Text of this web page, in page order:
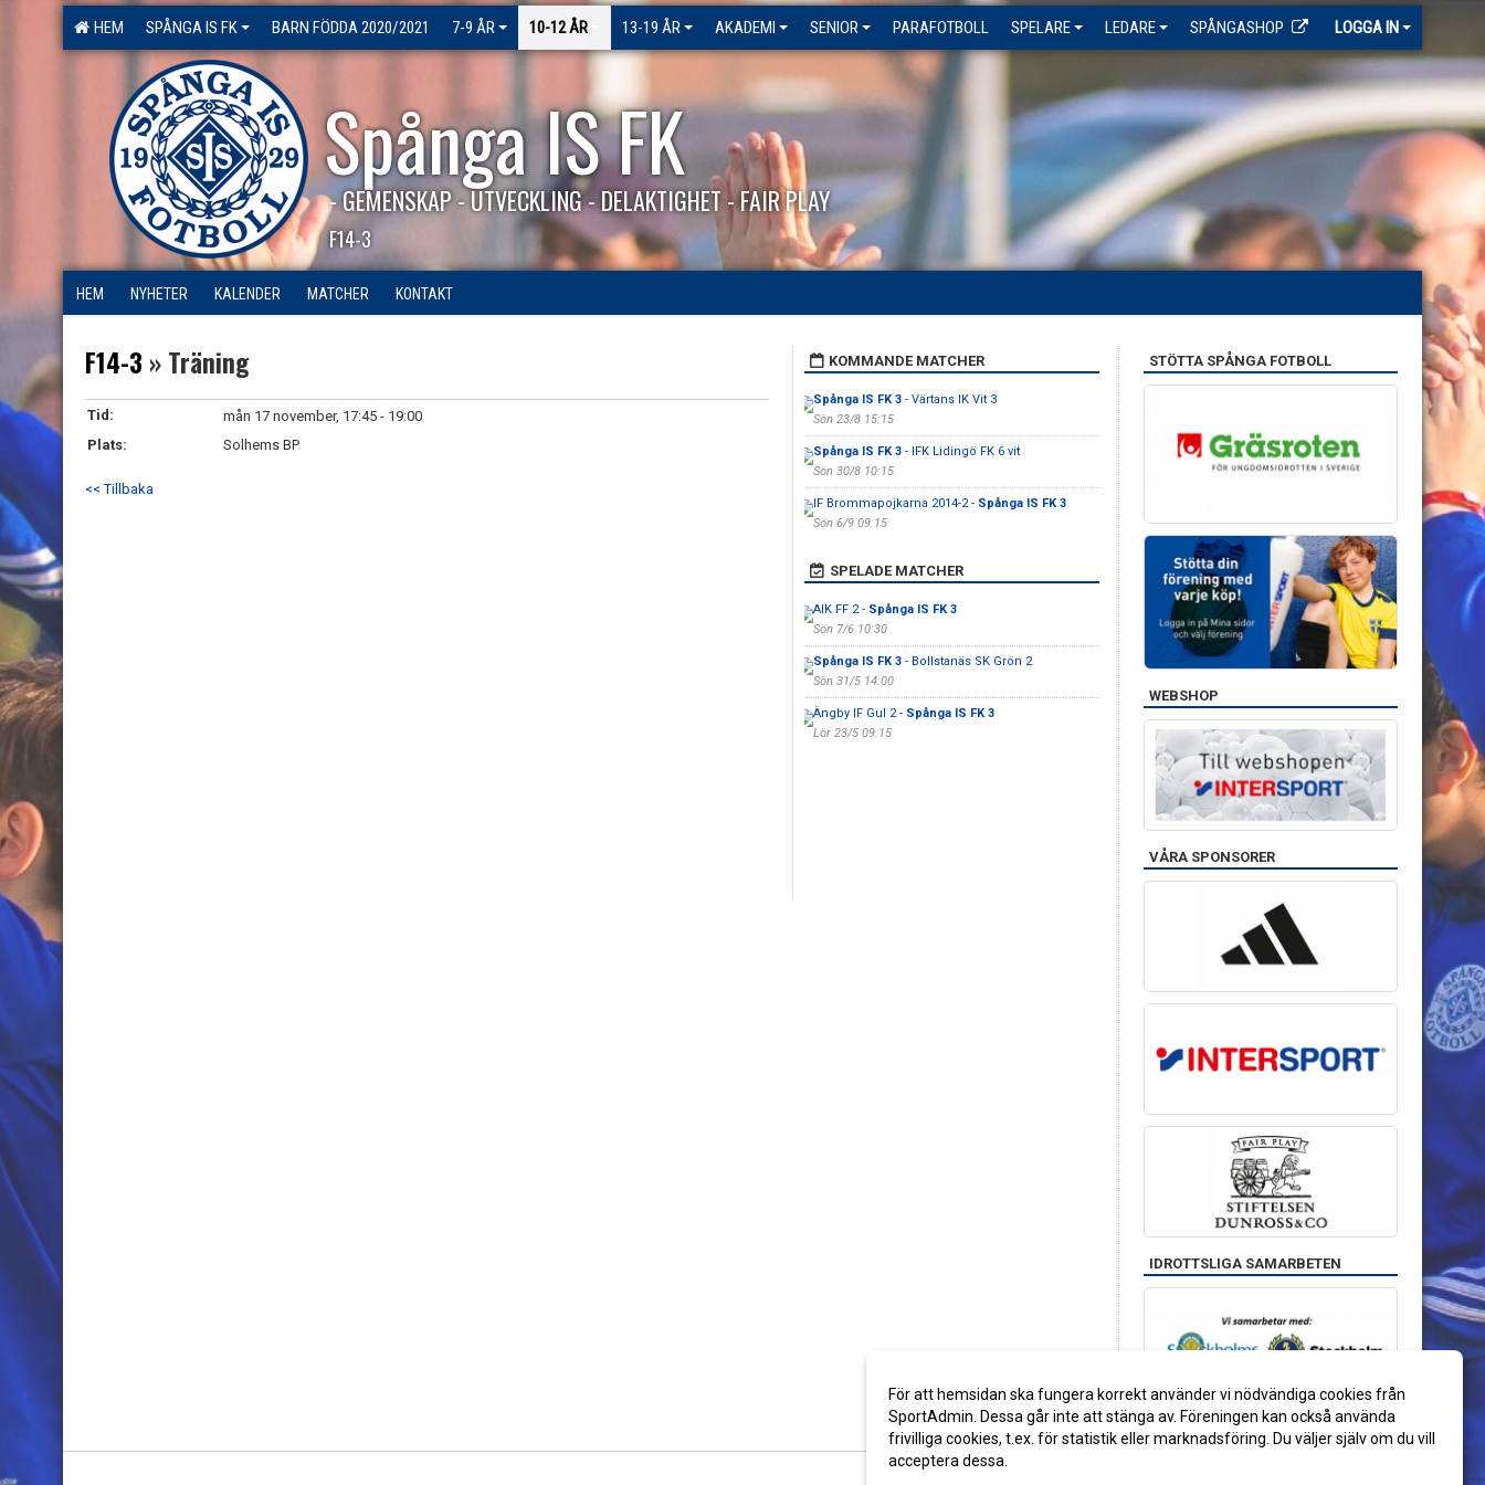
HEM SPÅNGA IS FK BARN FÖDDA 2020/2021 7-9 ÅR 10-12 ÅR 13-19 ÅR AKADEMI SENIOR PARAFOTBOLL SPELARE LEDARE SPÅNGASHOP LOGGA IN
Spånga IS FK
- GEMENSKAP - UTVECKLING - DELAKTIGHET - FAIR PLAY
F14-3
HEM NYHETER KALENDER MATCHER KONTAKT
F14-3 » Träning
Tid:
mån 17 november, 17:45 - 19:00
Plats:
Solhems BP
<< Tillbaka
KOMMANDE MATCHER
Spånga IS FK 3- Värtans IK Vit 3
Sön 23/8 15:15
Spånga IS FK 3- IFK Lidingö FK 6 vit
Sön 30/8 10:15
IF Brommapojkarna 2014-2 - Spånga IS FK 3
Sön 6/9 09:15
SPELADE MATCHER
AIK FF 2 - Spånga IS FK 3
Sön 7/6 10:30
Spånga IS FK 3- Bollstanäs SK Grön 2
Sön 31/5 14:00
Ängby IF Gul 2 - Spånga IS FK 3
Lör 23/5 09:15
STÖTTA SPÅNGA FOTBOLL
WEBSHOP
VÅRA SPONSORER
IDROTTSLIGA SAMARBETEN
För att hemsidan ska fungera korrekt använder vi nödvändiga cookies från
SportAdmin. Dessa går inte att stänga av. Föreningen kan också använda
frivilliga cookies, t.ex. för statistik eller marknadsföring. Du väljer själv om du vill
acceptera dessa.